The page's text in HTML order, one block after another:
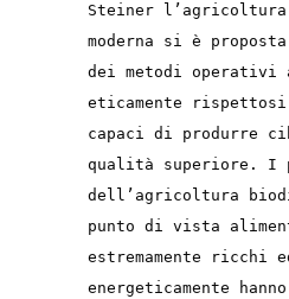
Steiner l’agricoltura
moderna si è
dei metodi
eticamente rispettosi
capaci di produrre
qualità superiore. I
dell’agricoltura
punto di vista
estremamente ricchi
energeticamente